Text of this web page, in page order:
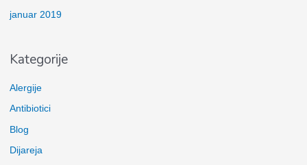
januar 2019
Kategorije
Alergije
Antibiotici
Blog
Dijareja